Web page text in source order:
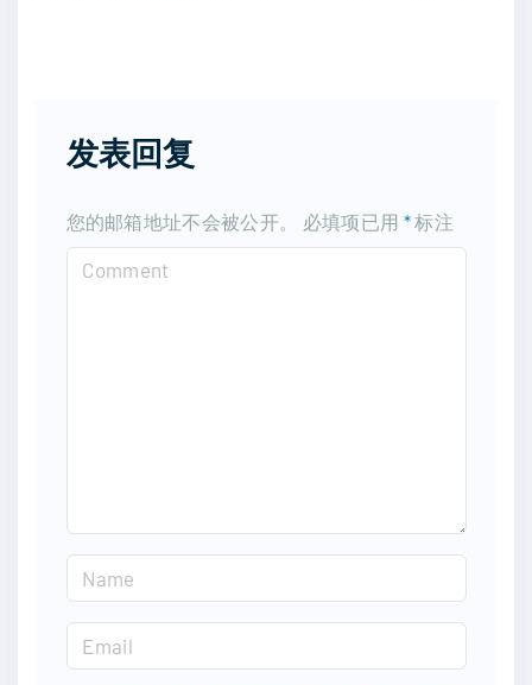
发表回复
您的邮箱地址不会被公开。 必填项已用 *标注
a
em